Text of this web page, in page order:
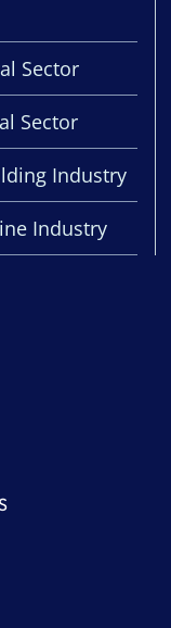
Sector
Sector
Industry
Industry